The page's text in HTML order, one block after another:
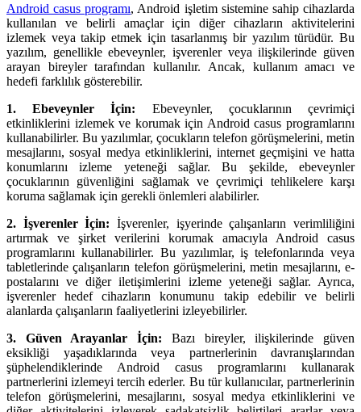
Android casus programı, Android işletim sistemine sahip cihazlarda
kullanılan ve belirli amaçlar için diğer cihazların aktivitelerini
izlemek veya takip etmek için tasarlanmış bir yazılım türüdür. Bu
yazılım, genellikle ebeveynler, işverenler veya ilişkilerinde güven
arayan bireyler tarafından kullanılır. Ancak, kullanım amacı ve
hedefi farklılık gösterebilir.
1. Ebeveynler İçin: Ebeveynler, çocuklarının çevrimiçi
etkinliklerini izlemek ve korumak için Android casus programlarını
kullanabilirler. Bu yazılımlar, çocukların telefon görüşmelerini, metin
mesajlarını, sosyal medya etkinliklerini, internet geçmişini ve hatta
konumlarını izleme yeteneği sağlar. Bu şekilde, ebeveynler
çocuklarının güvenliğini sağlamak ve çevrimiçi tehlikelere karşı
koruma sağlamak için gerekli önlemleri alabilirler.
2. İşverenler İçin: İşverenler, işyerinde çalışanların verimliliğini
artırmak ve şirket verilerini korumak amacıyla Android casus
programlarını kullanabilirler. Bu yazılımlar, iş telefonlarında veya
tabletlerinde çalışanların telefon görüşmelerini, metin mesajlarını, e-
postalarını ve diğer iletişimlerini izleme yeteneği sağlar. Ayrıca,
işverenler hedef cihazların konumunu takip edebilir ve belirli
alanlarda çalışanların faaliyetlerini izleyebilirler.
3. Güven Arayanlar İçin: Bazı bireyler, ilişkilerinde güven
eksikliği yaşadıklarında veya partnerlerinin davranışlarından
şüphelendiklerinde Android casus programlarını kullanarak
partnerlerini izlemeyi tercih ederler. Bu tür kullanıcılar, partnerlerinin
telefon görüşmelerini, mesajlarını, sosyal medya etkinliklerini ve